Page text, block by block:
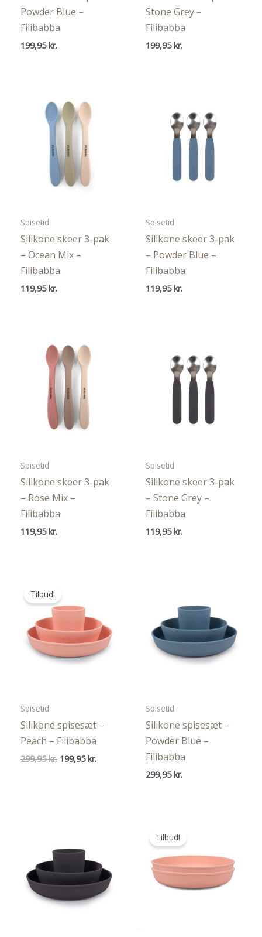
Powder Blue –
Filibabba
199,95 kr.
Stone Grey –
Filibabba
199,95 kr.
Spisetid
Silikone skeer 3-pak
– Ocean Mix –
Filibabba
119,95kr.
Spisetid
Silikone skeer 3-pak
– Powder Blue –
Filibabba
119,95kr.
Spisetid
Silikone skeer 3-pak
– Rose Mix –
Filibabba
119,95kr.
Spisetid
Silikone skeer 3-pak
– Stone Grey –
Filibabba
119,95kr.
Tilbud!
Spisetid
Silikone spisesæt –
Peach – Filibabba
299,95kr. Den
199,95kr.
Spisetid
Silikone spisesæt –
Powder Blue –
Filibabba
299,95kr.
Tilbud!